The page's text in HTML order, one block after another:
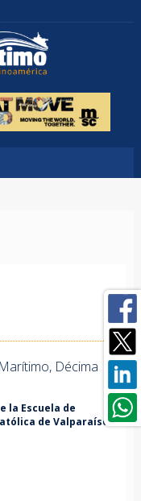
Décima
la Escuela de
de Valparaíso